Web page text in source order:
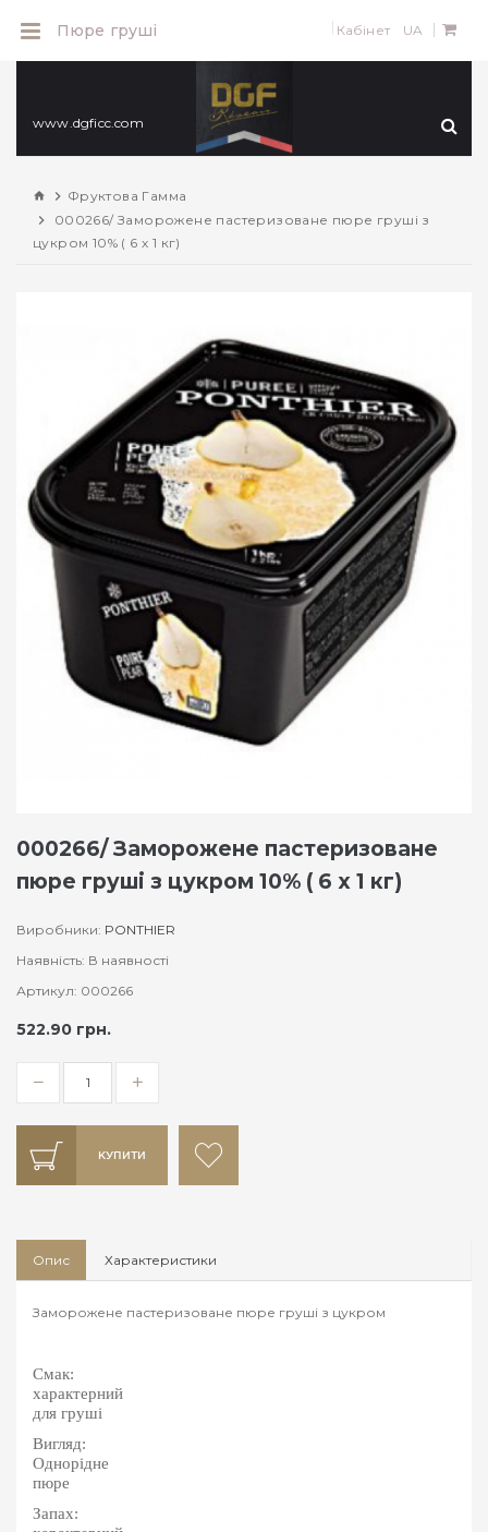
Кабінет UA
www.dgficc.com
Фруктова Гамма
000266/ Заморожене пастеризоване пюре груші з
цукром 10% ( 6 х 1 кг)
000266/ Заморожене пастеризоване
пюре груші з цукром 10% ( 6 х 1 кг)
Виробники: PONTHIER
Наявність: В наявності
Артикул: 000266
522.90 грн.
КУПИТИ
Опис Характеристики
Заморожене пастеризоване пюре груші з цукром
Смак:
характерний
для груші
Вигляд:
Однорідне
пюре
Запах:
Пюре груші